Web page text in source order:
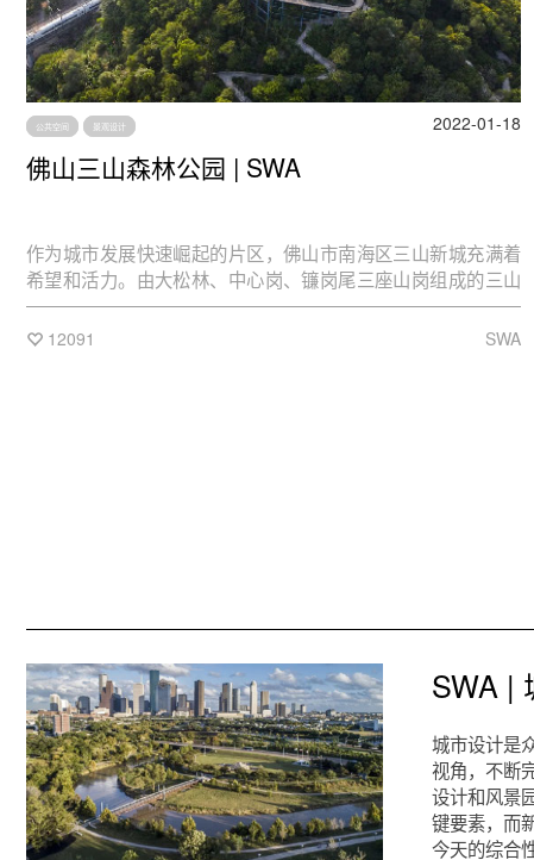
公共空间 景观设计 2022-01-18
佛山三山森林公园 | SWA
作为城市发展快速崛起的片区，佛山市南海区三山新城充满着
希望和活力。由大松林、中心岗、镰岗尾三座山岗组成的三山
森林公园，位于三山新城的中心，整体规划面积约88公顷。这
个被定位为广佛地区里功能完善、特色鲜明的城市森林公园，
12091 SWA
SWA |
城市设计是
视角，不断
设计和风景
键要素，而
今天的综合